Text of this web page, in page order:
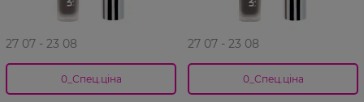
27 07 - 23 08
0_Спец.ціна
27 07 - 23 08
0_Спец.ціна